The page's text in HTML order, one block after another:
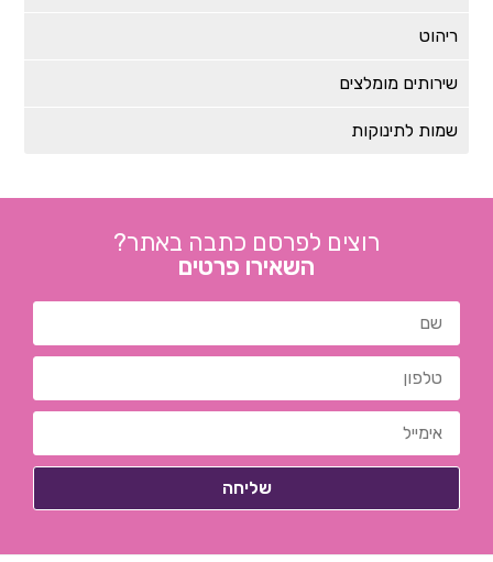
ריהוט
שירותים מומלצים
שמות לתינוקות
רוצים לפרסם כתבה באתר?
השאירו פרטים